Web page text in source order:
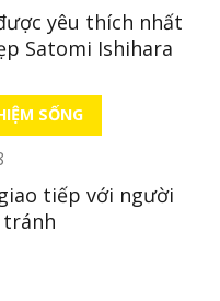
yêu thích nhất
Satomi Ishihara
SỐNG
tiếp với người
tránh